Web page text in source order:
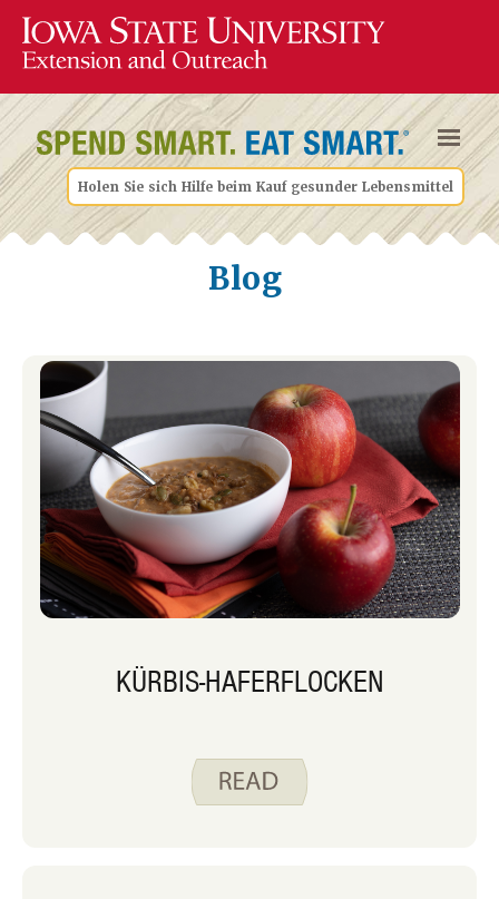
Holen Sie sich Hilfe beim Kauf gesunder Lebensmittel
Blog
KÜRBIS-HAFERFLOCKEN